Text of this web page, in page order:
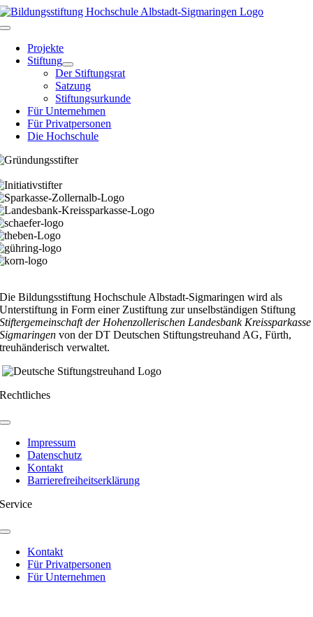
Skip
to
Toggle
NavigationProjekte
Stiftung
Der Stiftungsrat
Satzung
Stiftungsurkunde
Für Unternehmen
Für Privatpersonen
Die Hochschule
Die Bildungsstiftung Hochschule Albstadt-Sigmaringen wird als
Unterstiftung in Form einer Zustiftung zur unselbständigen Stiftung
Stiftergemeinschaft der Hohenzollerischen Landesbank Kreissparkasse
Sigmaringen von der DT Deutschen Stiftungstreuhand AG, Fürth,
treuhänderisch verwaltet.
Rechtliches
Toggle
NavigationImpressum
Datenschutz
Kontakt
Barrierefreiheitserklärung
Service
Toggle
NavigationKontakt
Für Privatpersonen
Für Unternehmen